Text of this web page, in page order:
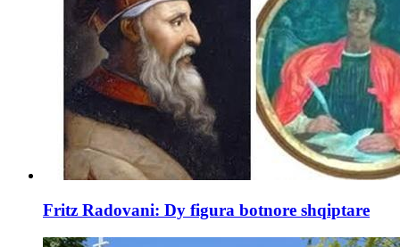
Fritz Radovani: Dy figura botnore shqiptare